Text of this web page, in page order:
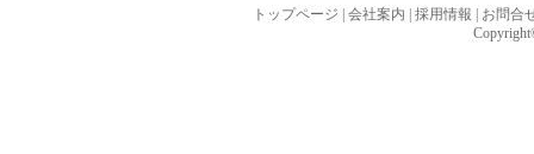
トップページ 会社案内 採用情報
お問合